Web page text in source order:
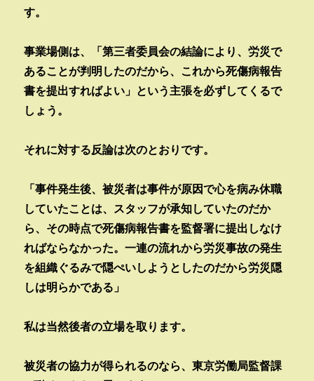
す。
事業場側は、「第三者委員会の結論により、労災で
あることが判明したのだから、これから死傷病報告
書を提出すればよい」という主張を必ずしてくるで
しょう。
それに対する反論は次のとおりです。
「事件発生後、被災者は事件が原因で心を病み休職
していたことは、スタッフが承知していたのだか
ら、その時点で死傷病報告書を監督署に提出しなけ
ればならなかった。一連の流れから労災事故の発生
を組織ぐるみで隠ぺいしようとしたのだから労災隠
しは明らかである」
私は当然後者の立場を取ります。
被災者の協力が得られるのなら、東京労働局監督課